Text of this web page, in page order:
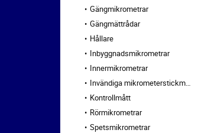
Gängmikrometrar
Gängmättrådar
Hållare
Inbyggnadsmikrometrar
Innermikrometrar
Invändiga mikrometerstickmått
Kontrollmått
Rörmikrometrar
Spetsmikrometrar